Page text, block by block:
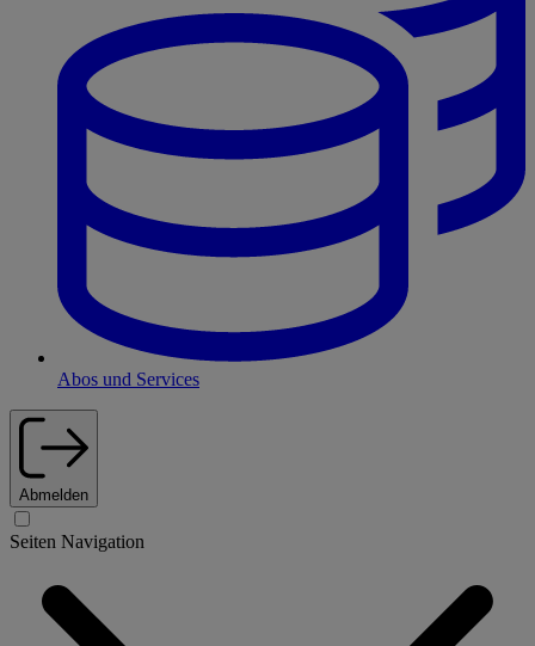
Abos und Services
Abmelden
Seiten Navigation